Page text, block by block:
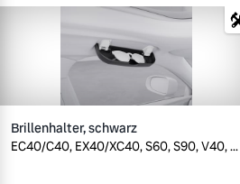
Brillenhalter, schwarz
EC40/C40, EX40/XC40, S60, S90, V40, ...